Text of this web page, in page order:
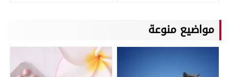
مواضيع منوعة